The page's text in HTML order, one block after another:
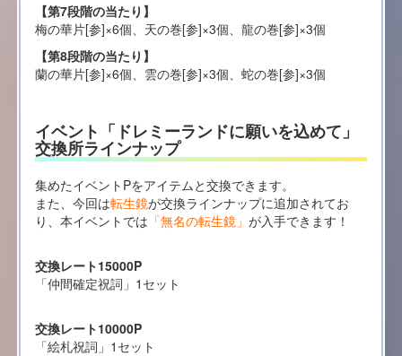
【第7段階の当たり】
梅の華片[参]×6個、天の巻[参]×3個、龍の巻[参]×3個
【第8段階の当たり】
蘭の華片[参]×6個、雲の巻[参]×3個、蛇の巻[参]×3個
イベント「ドレミーランドに願いを込めて」
交換所ラインナップ
集めたイベントPをアイテムと交換できます。
また、今回は転生鏡が交換ラインナップに追加されてお
り、本イベントでは 「無名の転生鏡」 が入手できます！
交換レート15000P
「仲間確定祝詞」1セット
交換レート10000P
「絵札祝詞」1セット